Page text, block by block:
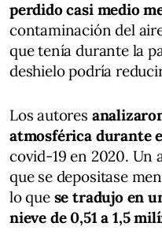
perdido casi medio
contaminación del
que tenía durante la
deshielo podría
Los autores
atmosférica durante
covid-19 en 2020. Un
que se depositase
lo que se tradujo en
nieve de 0,51 a 1,5